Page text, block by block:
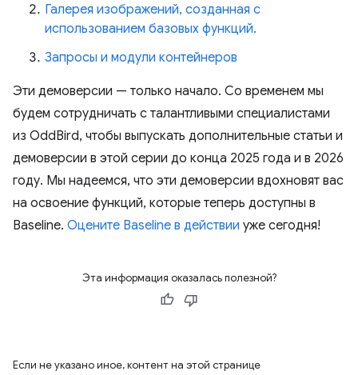
Галерея изображений, созданная с
использованием базовых функций.
Запросы и модули контейнеров
Эти демоверсии — только начало. Со временем мы
будем сотрудничать с талантливыми специалистами
из OddBird, чтобы выпускать дополнительные статьи и
демоверсии в этой серии до конца 2025 года и в 2026
году. Мы надеемся, что эти демоверсии вдохновят вас
на освоение функций, которые теперь доступны в
Baseline. Оцените Baseline в действии уже сегодня!
Эта информация оказалась полезной?
Если не указано иное, контент на этой странице